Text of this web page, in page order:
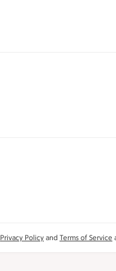
Privacy Policy and Terms of Service